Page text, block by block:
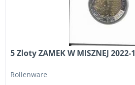
5 Zloty ZAMEK W MISZNEJ 2022-1
Rollenware